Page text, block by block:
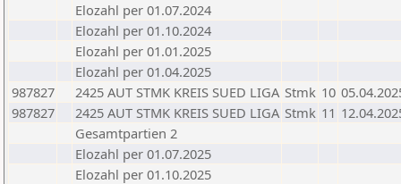
Elozahl per 01.07.2024
Elozahl per 01.10.2024
Elozahl per 01.01.2025
Elozahl per 01.04.2025
987827
2425 AUT STMK KREIS SUED LIGA Stmk 10
987827
2425 AUT STMK KREIS SUED LIGA Stmk 11
Gesamtpartien 2
Elozahl per 01.07.2025
Elozahl per 01.10.2025